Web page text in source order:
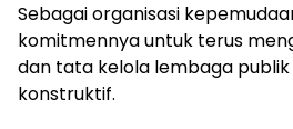
Sebagai organisasi
komitmennya untuk terus
dan tata kelola lembaga
konstruktif.